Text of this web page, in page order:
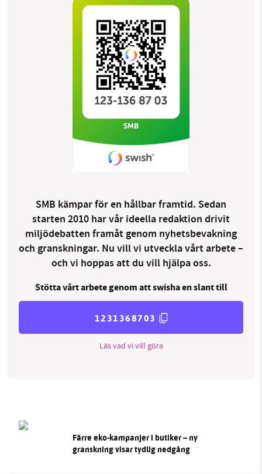
SMB kämpar för en hållbar framtid. Sedan
starten 2010 har vår ideella redaktion drivit
miljödebatten framåt genom nyhetsbevakning
och granskningar. Nu vill vi utveckla vårt arbete –
och vi hoppas att du vill hjälpa oss.
Stötta vårt arbete genom att swisha en slant till
1231368703
Läs vad vi vill göra
Färre eko-kampanjer i butiker – ny
granskning visar tydlig nedgång